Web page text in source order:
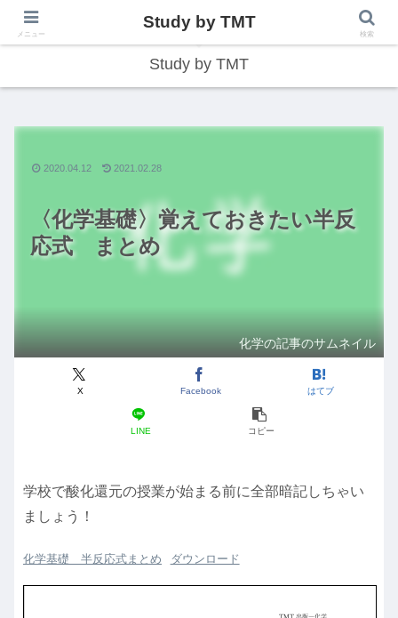
総合型学習サイト
Study by TMT
〈化学基礎〉覚えておきたい半反
応式 まとめ
化学の記事のサムネイル
X Facebook はてブ
LINE コピー
2020.04.12 2021.02.28
学校で酸化還元の授業が始まる前に全部暗記しちゃい
ましょう！
化学基礎 半反応式まとめ ダウンロード
メニュー
Study by TMT
検索